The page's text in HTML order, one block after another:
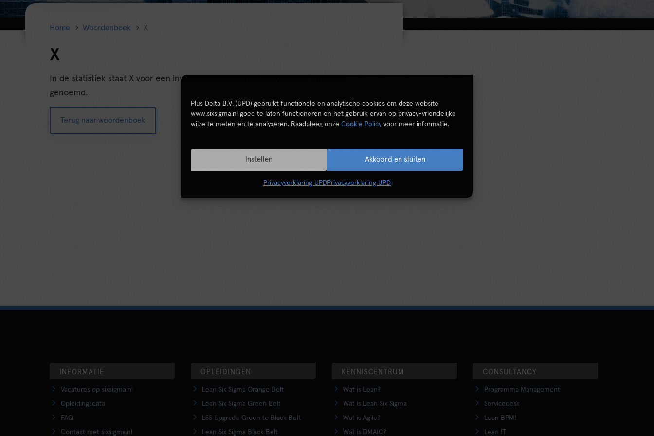
Plus Delta B.V. (UPD) gebruikt functionele en analytische cookies om deze website
www.sixsigma.nl goed te laten functioneren en het gebruik ervan op privacy-vriendelijke
wijze te meten en te analyseren. Raadpleeg onze Cookie Policy voor meer informatie.
Akkoord en sluiten
Instellen
Privacyverklaring UPDPrivacyverklaring UPD
Home Woordenboek X
X
In de statistiek staat X voor een invloedsfactor, ook wel verklarende variabele
genoemd.
Terug naar woordenboek
INFORMATIE
Vacatures op sixsigma.nl
Opleidingsdata
FAQ
Contact met sixsigma.nl
OPLEIDINGEN
Lean Six Sigma Orange Belt
Lean Six Sigma Green Belt
LSS Upgrade Green to Black Belt
Lean Six Sigma Black Belt
KENNISCENTRUM
Wat is Lean?
Wat is Lean Six Sigma
Wat is Agile?
Wat is DMAIC?
CONSULTANCY
Programma Management
Servicedesk
Lean BPM!
Lean IT